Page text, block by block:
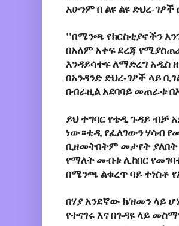
አሁንም በ ልዩ ልዩ ድህረ-
''በሜንጫ የክርስቲያኖችን
በአለም አቀፍ ደረጃ
እንዳይሳተፍ ለማድረግ አዲስ
በአንዳንድ ድህረ-ገፆች ላይ
በብራዚል አደባባይ መጠራቱ
ይህ ተግባር የቴዲ ጉዳይ ብቻ
ነው።ቴዲ የፈለገውን ሃሳብ
ቢዘመትበትም መታየት
የማለት መብቱ ሊከበር
በሜንጫ ልቁረጥ ባይ ተነስቶ
በሃያ አንደኛው ክ/ዘመን ላይ
የተናገሩ እና በጉዳዩ ላይ